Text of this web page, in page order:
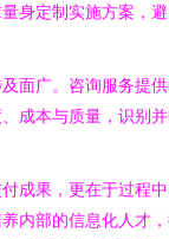
身定制实施方案，避
面广。咨询服务提
成本与质量，识别
成果，更在于过程
内部的信息化人才